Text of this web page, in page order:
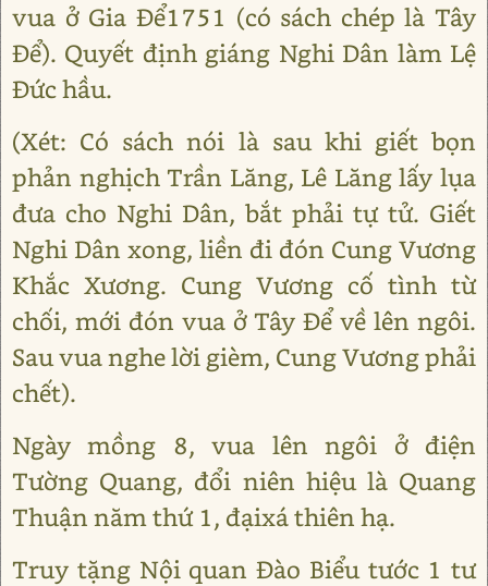
vua ở Gia Để1751 (có sách chép là Tây
Để). Quyết định giáng Nghi Dân làm Lệ
Đức hầu.
(Xét: Có sách nói là sau khi giết bọn
phản nghịch Trần Lăng, Lê Lăng lấy lụa
đưa cho Nghi Dân, bắt phải tự tử. Giết
Nghi Dân xong, liền đi đón Cung Vương
Khắc Xương. Cung Vương cố tình từ
chối, mới đón vua ở Tây Để về lên ngôi.
Sau vua nghe lời gièm, Cung Vương phải
chết).
Ngày mồng 8, vua lên ngôi ở điện
Tường Quang, đổi niên hiệu là Quang
Thuận năm thứ 1, đạixá thiên hạ.
Truy tặng Nội quan Đào Biểu tước 1 tư